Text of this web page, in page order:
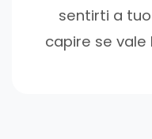
sentirti a
capire se vale